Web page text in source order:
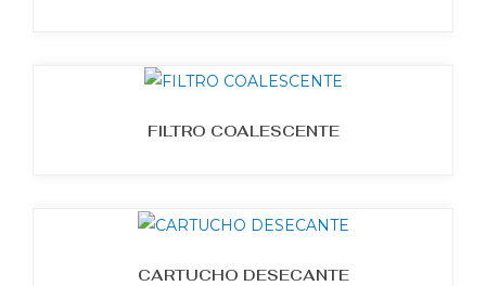
FILTRO COALESCENTE
CARTUCHO DESECANTE